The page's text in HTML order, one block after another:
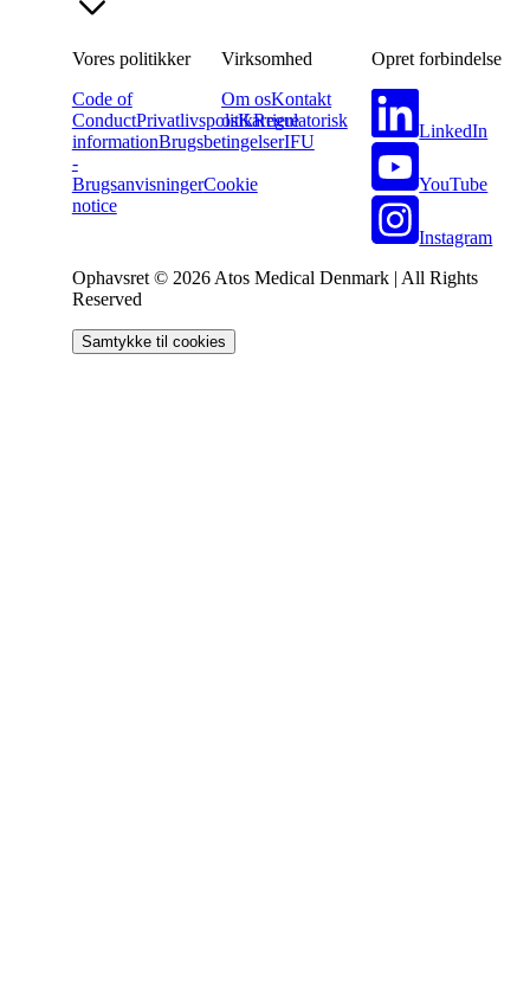
Vores politikker
Code of
ConductPrivatlivspolitikRegulatorisk
informationBrugsbetingelserIFU
-
BrugsanvisningerCookie
notice
Virksomhed
Om osKontakt
osKarriere
Opret forbindelse
LinkedIn
YouTube
Instagram
Ophavsret © 2026 Atos Medical Denmark | All Rights
Reserved
Samtykke til cookies